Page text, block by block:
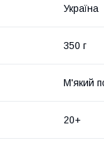
Україна
350 г
М'який
20+